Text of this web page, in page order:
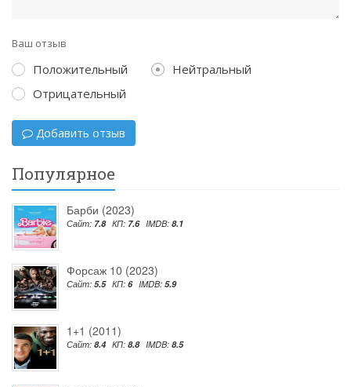
Ваш отзыв
Положительный
Нейтральный
Отрицательный
Добавить отзыв
Популярное
Барби (2023)
Сайт: 7.8 КП: 7.6 IMDB: 8.1
Форсаж 10 (2023)
Сайт: 5.5 КП: 6 IMDB: 5.9
1+1 (2011)
Сайт: 8.4 КП: 8.8 IMDB: 8.5